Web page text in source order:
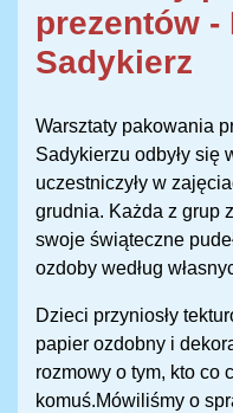
prezentów -
Sadykierz
Warsztaty pakowania
Sadykierzu odbyły się
uczestniczyły w
grudnia. Każda z grup
swoje świąteczne
ozdoby według
Dzieci przyniosły
papier ozdobny i
rozmowy o tym, kto co
komuś.Mówiliśmy o